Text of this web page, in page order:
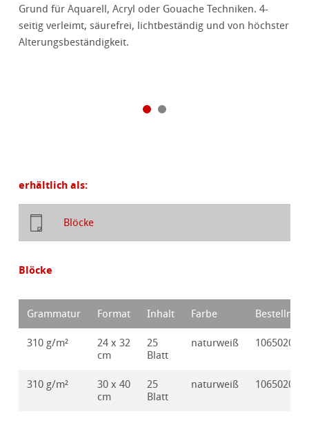
Grund für Aquarell, Acryl oder Gouache Techniken. 4-
seitig verleimt, säurefrei, lichtbeständig und von höchster
Alterungsbeständigkeit.
erhältlich als:
Blöcke
Blöcke
Grammatur Format Inhalt Farbe Bestellnr.
310 g/m²
24 x 32
cm
25
Blatt
naturweiß 10650200
310 g/m²
30 x 40
cm
25
Blatt
naturweiß 10650201